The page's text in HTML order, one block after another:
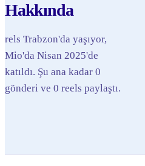
Hakkında
rels Trabzon'da yaşıyor,
Mio'da Nisan 2025'de
katıldı. Şu ana kadar 0
gönderi ve 0 reels paylaştı.